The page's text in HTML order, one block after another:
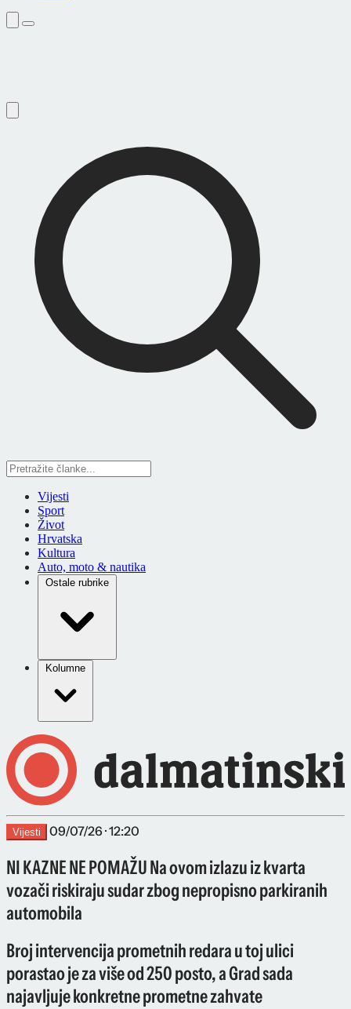
Vijesti
Sport
Život
Hrvatska
Kultura
Auto, moto & nautika
Ostale rubrike
Kolumne
Vijesti 09/07/26 · 12:20
NI KAZNE NE POMAŽU Na ovom izlazu iz kvarta
vozači riskiraju sudar zbog nepropisno parkiranih
automobila
Broj intervencija prometnih redara u toj ulici
porastao je za više od 250 posto, a Grad sada
najavljuje konkretne prometne zahvate